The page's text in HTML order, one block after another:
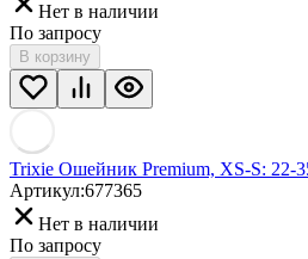
Нет в наличии
По запросу
В корзину
Trixie Ошейник Premium, XS-S: 22-
Артикул:677365
Нет в наличии
По запросу